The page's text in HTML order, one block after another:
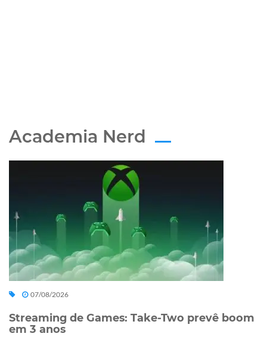
Academia Nerd
07/08/2026
Streaming de Games: Take-Two prevê boom
em 3 anos